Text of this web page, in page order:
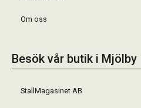
Om oss
Besök vår butik i Mjölby
StallMagasinet AB